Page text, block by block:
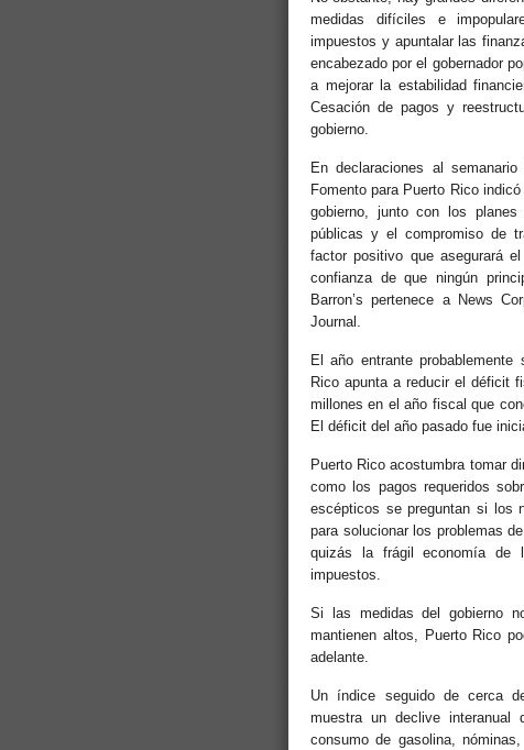
medidas difíciles e
impuestos y apuntalar las
encabezado por el gobernador
a mejorar la estabilidad
Cesación de pagos y
gobierno.
En declaraciones al
Fomento para Puerto Rico
gobierno, junto con los planes
públicas y el compromiso de
factor positivo que asegurará
confianza de que ningún
Barron’s pertenece a News
Journal.
El año entrante
Rico apunta a reducir el déficit
millones en el año fiscal que
El déficit del año pasado fue
Puerto Rico acostumbra tomar
como los pagos requeridos
escépticos se preguntan si los
para solucionar los problemas
quizás la frágil economía de
impuestos.
Si las medidas del gobierno
mantienen altos, Puerto Rico
adelante.
Un índice seguido de cerca
muestra un declive interanual
consumo de gasolina,